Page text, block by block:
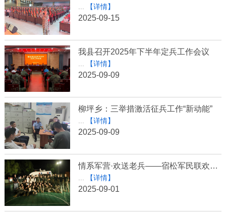
【详情】
2025-09-15
我县召开2025年下半年定兵工作会议
【详情】
2025-09-09
柳坪乡：三举措激活征兵工作“新动能”
【详情】
2025-09-09
情系军营·欢送老兵——宿松军民联欢共叙鱼水情
【详情】
2025-09-01